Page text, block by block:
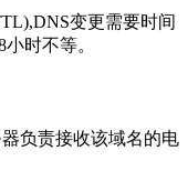
变更需要时间
时不等。
负责接收该域名的电